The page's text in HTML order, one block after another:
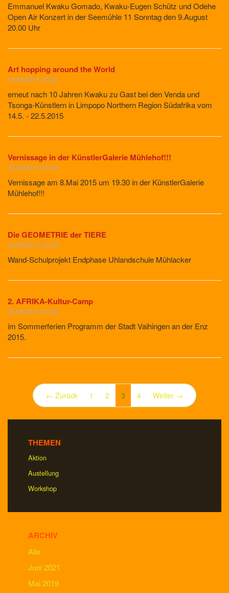
Emmanuel Kwaku Gomado, Kwaku-Eugen Schütz und Odehe
Open Air Konzert in der Seemühle 11 Sonntag den 9.August
20.00 Uhr
Art hopping around the World
05.08.2015, 00:42
erneut nach 10 Jahren Kwaku zu Gast bei den Venda und
Tsonga-Künstlern in Limpopo Northern Region Südafrika vom
14.5. - 22.5.2015
Vernissage in der KünstlerGalerie Mühlehof!!!
05.08.2015, 00:40
Vernissage am 8.Mai 2015 um 19.30 in der KünstlerGalerie
Mühlehof!!!
Die GEOMETRIE der TIERE
05.08.2015, 00:39
Wand-Schulprojekt Endphase Uhlandschule Mühlacker
2. AFRIKA-Kultur-Camp
05.08.2015, 00:38
im Sommerferien Programm der Stadt Vaihingen an der Enz
2015.
← Zurück 1 2 3 (aktuell)
4 Weiter →
THEMEN
Aktion
Austellung
Workshop
ARCHIV
Alle
Juni 2021
Mai 2019